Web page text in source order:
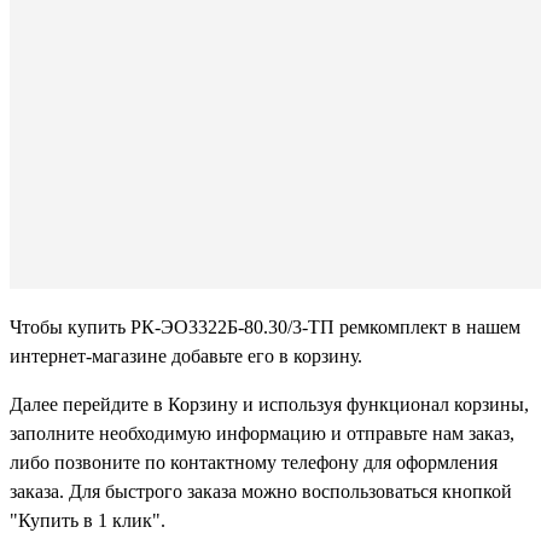
Чтобы купить РК-ЭО3322Б-80.30/3-ТП ремкомплект в нашем
интернет-магазине добавьте его в корзину.
Далее перейдите в Корзину и используя функционал корзины,
заполните необходимую информацию и отправьте нам заказ,
либо позвоните по контактному телефону для оформления
заказа. Для быстрого заказа можно воспользоваться кнопкой
"Купить в 1 клик".